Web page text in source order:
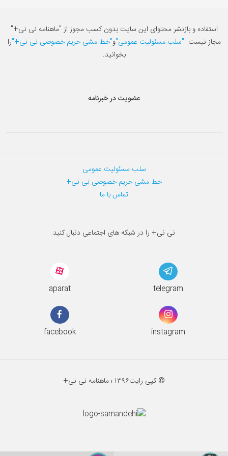
استفاده و بازنشر محتوای این سایت بدون کسب مجوز از "ماهنامه نی نی+"
مجاز نیست. "سلب مسئولیت عمومی"و"خط مشی حریم خصوصی نی نی+"را
بخوانید.
عضویت در خبرنامه
سلب مسئولیت عمومی
خط مشی حریم خصوصی نی نی+
تماس با ما
نی نی+ را در شبکه های اجتماعی دنبال کنید
aparat telegram
facebook instagram
© کپی رایت۱۳۹۶ ؛ ماهنامه نی نی+